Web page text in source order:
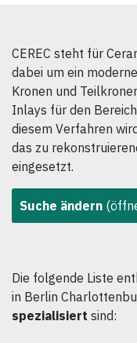
CEREC steht für
dabei um ein
Kronen und
Inlays für den
diesem Verfahren
das zu
eingesetzt.
Suche ändern
Die folgende Liste
in Berlin
spezialisiert sind: